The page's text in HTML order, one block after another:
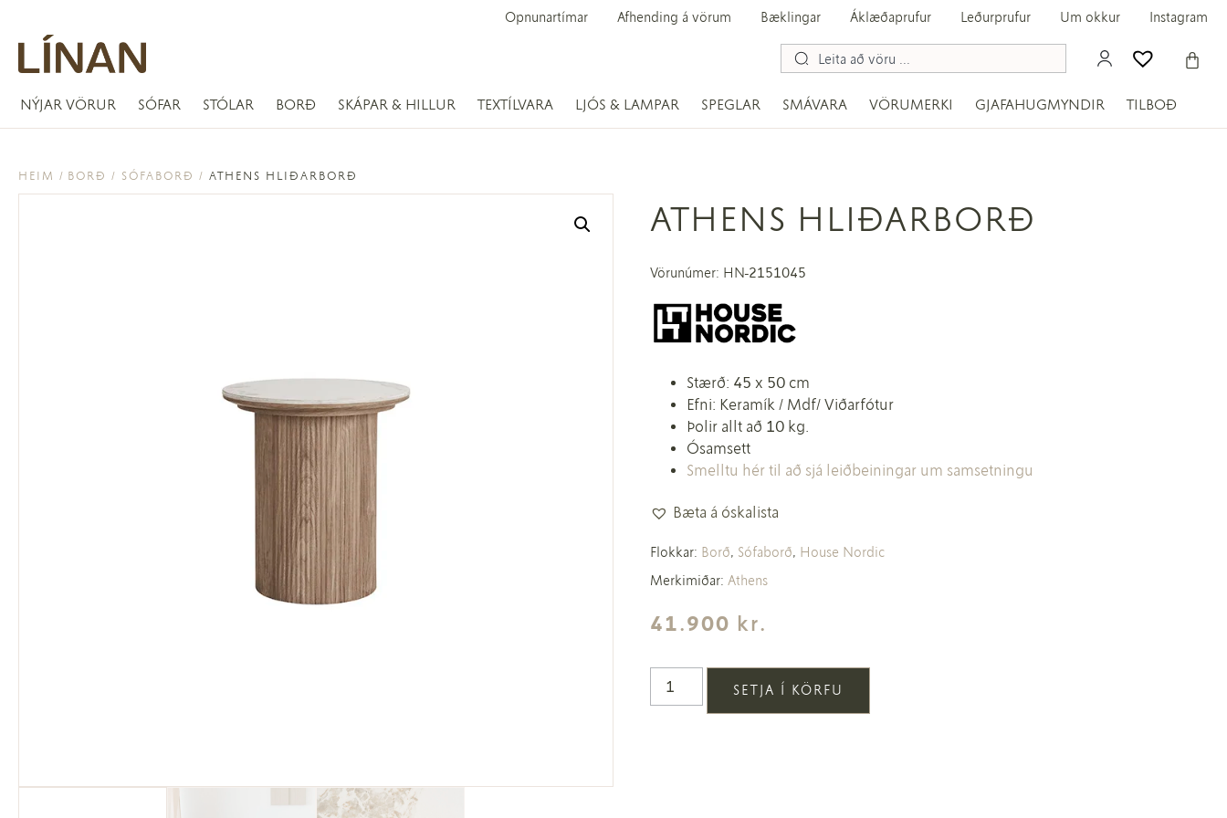
Opnunartímar Afhending á vörum Bæklingar Áklæðaprufur Leðurprufur Um okkur Instagram
NÝJAR VÖRUR SÓFAR STÓLAR BORÐ SKÁPAR & HILLUR TEXTÍLVARA LJÓS & LAMPAR SPEGLAR SMÁVARA VÖRUMERKI GJAFAHUGMYNDIR TILBOÐ
HEIM BORÐ SÓFABORÐ ATHENS HLIÐARBORÐ
ATHENS HLIÐARBORÐ
Vörunúmer: HN-2151045
Stærð: 45 x 50 cm
Efni: Keramík / Mdf/ Viðarfótur
Þolir allt að 10 kg.
Ósamsett
Smelltu hér til að sjá leiðbeiningar um samsetningu
Bæta á óskalista
Flokkar: Borð, Sófaborð, House Nordic
Merkimiðar: Athens
41.900 kr.
SETJA Í KÖRFU